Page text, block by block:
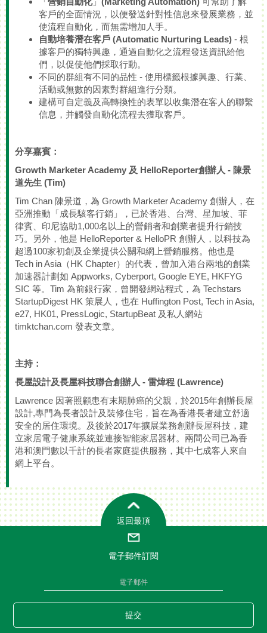
客戶的全面情況，以便發送針對性信息來發展業務，並
使流程自動化，而無需增加人手。
自動培養潛在客戶 (Automatic Nurturing Leads) - 根
據客戶的獨特興趣，通過自動化之流程發送資訊給他
們，以促使他們採取行動。
不同的群組有不同的品性 - 使用標籤根據興趣、行業、
活動或無數的因素對群組進行分類。
建構可自定義及高轉換性的表單以收集潛在客人的聯繫
信息，并觸發自動化流程去獲取客戶。
分享嘉賓：
Growth Marketer Academy 及 HelloReporter創辦人 - 陳景
道先生 (Tim)
Tim Chan 陳景道，為 Growth Marketer Academy 創辦人，在
亞洲推動「成長駭客行銷」，已於香港、台灣、星加坡、菲
律賓、印尼協助1,000名以上的營銷者和創業者提升行銷技
巧。另外，他是 HelloReporter & HelloPR 創辦人，以科技為
超過100家初創及企業提供公關和網上營銷服務。他也是
Tech in Asia（HK Chapter）的代表，曾加入港台兩地的創業
加速器計劃如 Appworks, Cyberport, Google EYE, HKFYG
SIC 等。Tim 為前銀行家，曾開發網站程式，為 Techstars
StartupDigest HK 策展人，也在 Huffington Post, Tech in Asia,
e27, HK01, PressLogic, StartupBeat 及私人網站
timktchan.com 發表文章。
主持：
長屋設計及長屋科技聯合創辦人 - 雷煒程 (Lawrence)
Lawrence 因著照顧患有末期肺癌的父親，於2015年創辦長屋
設計,專門為長者設計及裝修住宅，旨在為香港長者建立舒適
安全的居住環境。及後於2017年擴展業務創辦長屋科技，建
立家居電子健康系統並連接智能家居器材。兩間公司已為香
港和澳門數以千計的長者家庭提供服務，其中七成客人來自
網上平台。
返回最頂
電子郵件訂閱
提交